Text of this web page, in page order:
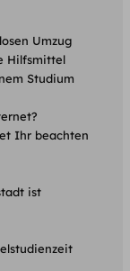
Umzug
Hilfsmittel
Studium
Ihr beachten
ist